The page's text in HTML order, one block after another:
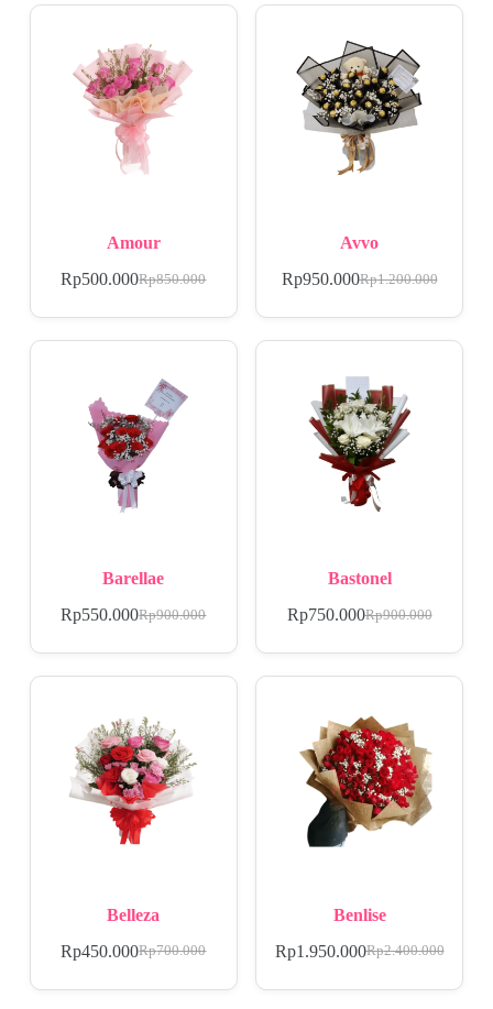
Amour
Rp850.000
Rp500.000
Avvo
Rp1.200.000
Rp950.000
Barellae
Rp900.000
Rp550.000
Bastonel
Rp900.000
Rp750.000
Belleza
Rp700.000
Rp450.000
Benlise
Rp2.400.000
Rp1.950.000